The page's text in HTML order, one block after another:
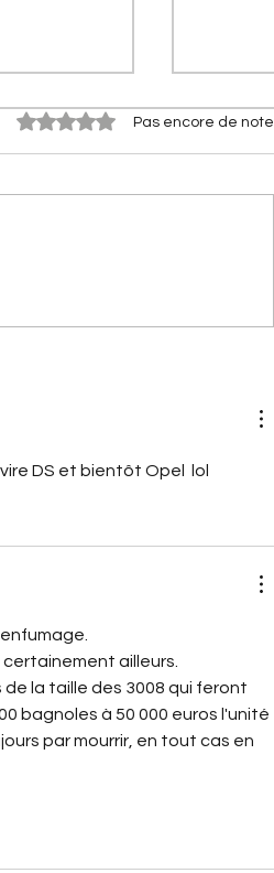
Noté 0 étoile sur 5.Pas encore de note
DS et bientôt Opel  lol
certainement ailleurs.
la taille des 3008 qui feront
bagnoles à 50 000 euros l'unité
par mourrir, en tout cas en